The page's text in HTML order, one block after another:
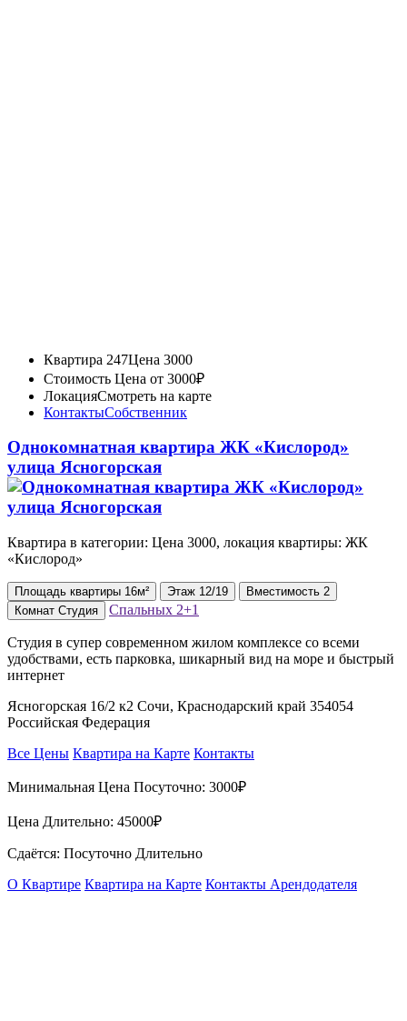
Квартира 247Цена 3000
Стоимость Цена от 3000₽
ЛокацияСмотреть на карте
КонтактыСобственник
Однокомнатная квартира ЖК «Кислород»
улица Ясногорская
Квартира в категории: Цена 3000, локация квартиры: ЖК
«Кислород»
Площадь квартиры 16м² Этаж 12/19 Вместимость 2
Комнат Студия Спальных 2+1
Студия в супер современном жилом комплексе со всеми
удобствами, есть парковка, шикарный вид на море и быстрый
интернет
Ясногорская 16/2 к2 Сочи, Краснодарский край 354054
Российская Федерация
Все Цены Квартира на Карте Контакты
Минимальная Цена Посуточно: 3000₽
Цена Длительно: 45000₽
Сдаётся: Посуточно Длительно
О Квартире Квартира на Карте Контакты Арендодателя